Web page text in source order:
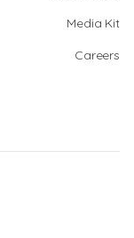
Media Kit
Careers